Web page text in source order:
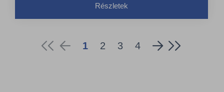
Folt- és csíkmentes száradást biztosít
Részletek
1 2 3 4